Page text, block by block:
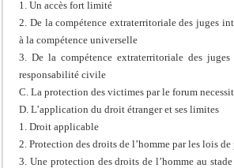
1. Un accès fort limité
2. De la compétence extraterritoriale des juges
à la compétence universelle
3. De la compétence extraterritoriale des
responsabilité civile
C. La protection des victimes par le forum
D. L’application du droit étranger et ses limites
1. Droit applicable
2. Protection des droits de l’homme par les lois
3. Une protection des droits de l’homme au